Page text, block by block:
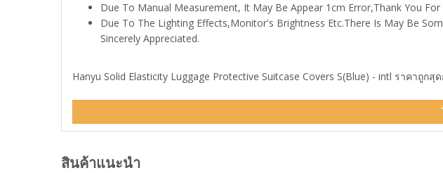
Due To Manual Measurement, It May Be Appear 1cm Error,Thank You For
Due To The Lighting Effects,Monitor's Brightness Etc.There Is May Be
Sincerely Appreciated.
Hanyu Solid Elasticity Luggage Protective Suitcase Covers S(Blue) - intl ราคาถูกสุ
สินค้าแนะนำ